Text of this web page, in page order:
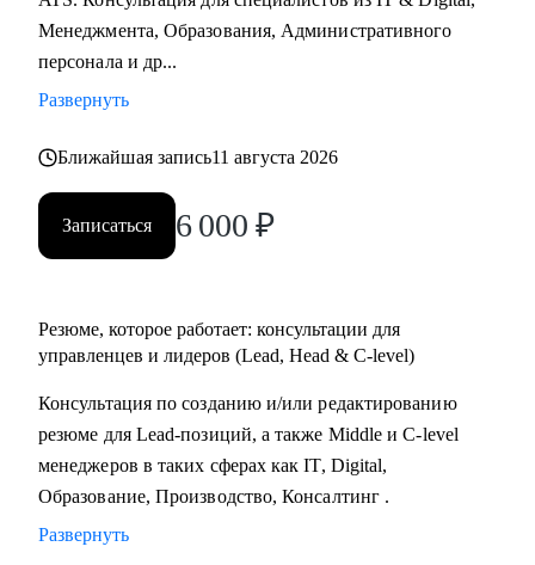
безопасности (Wallarm), Edtech (Geekbrains, Яндекс
Практикум, QA Guru) и высшего образования (Сколтех).
• Регулярно прохожу обучение на коротких курсах, чтобы
глубже разбираться в профессиях, по которым
Как я работаю:
клиента,
бренд,
крупных компаний.
Менеджмента, Образования, Административного
персонала и др...
Развернуть
Ближайшая запись11 августа 2026
Записаться 6 000 ₽
Резюме, которое работает: консультации для
управленцев и лидеров (Lead, Head & C-level)
Консультация по созданию и/или редактированию
резюме для Lead-позиций, а также Middle и C-level
менеджеров в таких сферах как IT, Digital,
Образование, Производство, Консалтинг .
Развернуть